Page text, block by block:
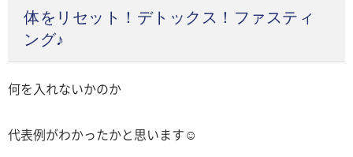
体をリセット！デトックス！ファスティ
ング♪
何を入れないかのか
代表例がわかったかと思います☺️